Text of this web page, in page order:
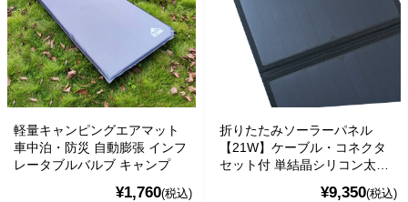
軽量キャンピングエアマット
車中泊・防災 自動膨張 インフ
レータブルバルブ キャンプ
¥1,760(税込)
折りたたみソーラーパネル
【21W】ケーブル・コネクタ
セット付 単結晶シリコン太陽
¥9,350(税込)
■**夏期休業日のお知らせ**2024年8月14日(水)および8月15日(木)は
夏期休業日とさせていただきます。そのため、8月13日(火)14:00か
ら8月16日(金)14:00の間のご注文分の発送は、8月16日(金)となりま
す。ご了承のほどお願い申し上げます。
■Amaricoドッグフード グレインフリー成犬用（レッド）とグレイ
Amaricoドッグフード
■ステイロイヤル グレインフリー ドッグフードが新たに追加入荷い